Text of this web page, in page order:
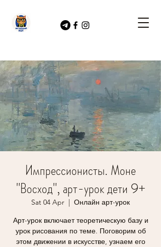
Импрессионисты. Моне
"Восход", арт-урок дети 9+
Sat 04 Apr
  |
Онлайн арт-урок
Арт-урок включает теоретическую базу и
урок рисования по теме. Поговорим об
этом движении в искусстве, узнаем его